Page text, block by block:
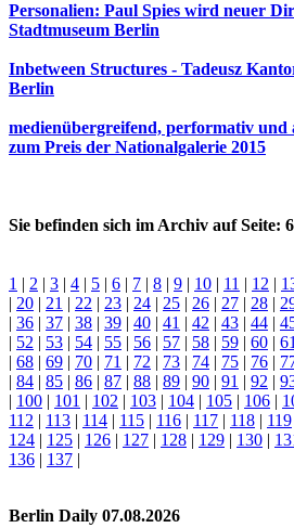
Personalien: Paul Spies wird neuer
Stadtmuseum Berlin
Inbetween Structures - Tadeusz
Berlin
medienübergreifend, performativ und
zum Preis der Nationalgalerie 2015
Sie befinden sich im Archiv auf Seite:
1 | 2 | 3 | 4 | 5 | 6 | 7 | 8 | 9 | 10 | 11 | 12 |
| 20 | 21 | 22 | 23 | 24 | 25 | 26 | 27 | 28 |
| 36 | 37 | 38 | 39 | 40 | 41 | 42 | 43 | 44 |
| 52 | 53 | 54 | 55 | 56 | 57 | 58 | 59 | 60 | 61
| 68 | 69 | 70 | 71 | 72 | 73 | 74 | 75 | 76 |
| 84 | 85 | 86 | 87 | 88 | 89 | 90 | 91 | 92 |
| 100 | 101 | 102 | 103 | 104 | 105 | 106 |
112 | 113 | 114 | 115 | 116 | 117 | 118 | 119
124 | 125 | 126 | 127 | 128 | 129 | 130 |
136 | 137 |
Berlin Daily 07.08.2026